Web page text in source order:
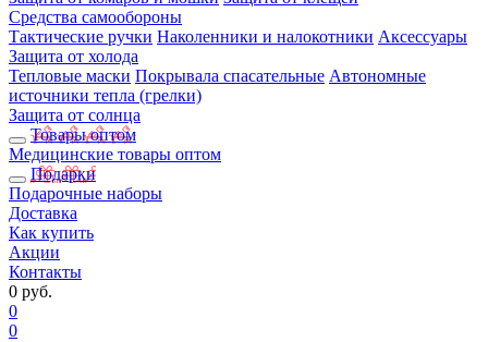
Средства самообороны
Тактические ручки Наколенники и налокотники Аксессуары
Защита от холода
Тепловые маски Покрывала спасательные Автономные
источники тепла (грелки)
Защита от солнца
Товары оптом
Медицинские товары оптом
Подарки
Подарочные наборы
Доставка
Как купить
Акции
Контакты
0 руб.
0
0